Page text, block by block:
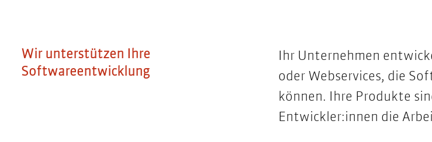
Wir unterstützen Ihre
Softwareentwicklung
Ihr Unternehmen
oder Webservices, die
können. Ihre Produkte
Entwickler:innen die